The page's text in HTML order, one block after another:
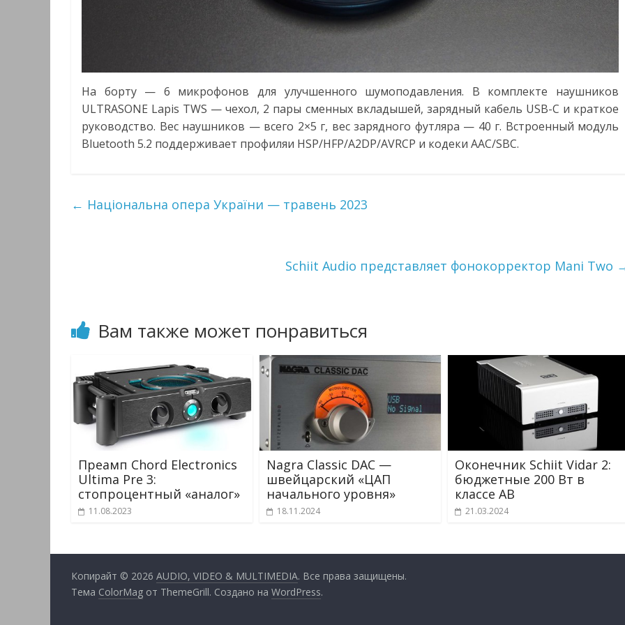
На борту — 6 микрофонов для улучшенного шумоподавления. В комплекте наушников
ULTRASONE Lapis TWS — чехол, 2 пары сменных вкладышей, зарядный кабель USB-C и краткое
руководство. Вес наушников — всего 2×5 г, вес зарядного футляра — 40 г. Встроенный модуль
Bluetooth 5.2 поддерживает профиляи HSP/HFP/A2DP/AVRCP и кодеки AAC/SBC.
← Національна опера України — травень 2023
Schiit Audio представляет фонокорректор Mani Two
Вам также может понравиться
Преамп Chord Electronics
Ultima Pre 3:
стопроцентный «аналог»
11.08.2023
Nagra Classic DAC —
швейцарский «ЦАП
начального уровня»
18.11.2024
Оконечник Schiit Vidar 2:
бюджетные 200 Вт в
классе AB
21.03.2024
Копирайт © 2026 AUDIO, VIDEO & MULTIMEDIA. Все права защищены.
Тема ColorMag от ThemeGrill. Создано на WordPress.